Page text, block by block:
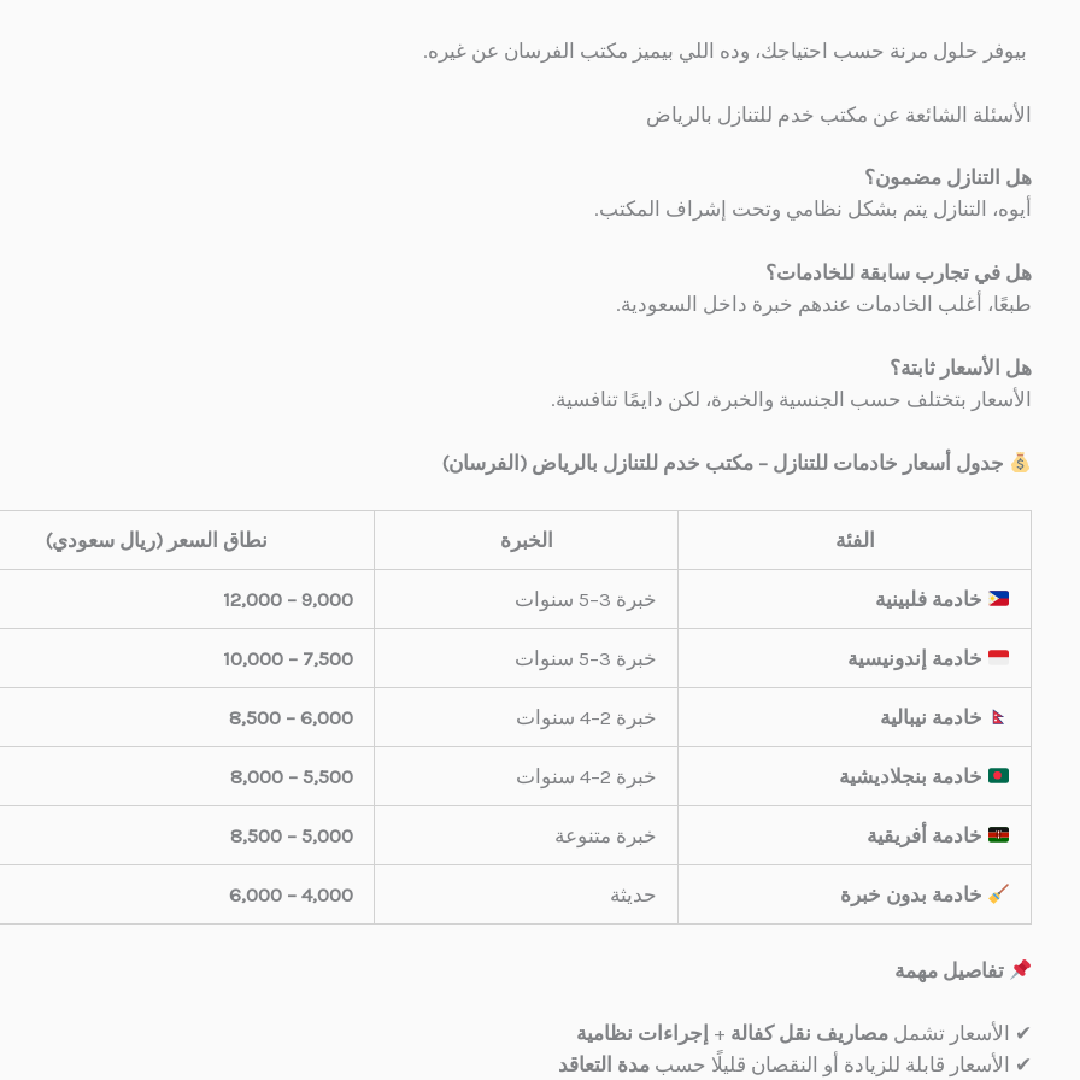
بيوفر حلول مرنة حسب احتياجك، وده اللي بيميز مكتب الفرسان عن غيره.
الأسئلة الشائعة عن مكتب خدم للتنازل بالرياض
هل التنازل مضمون؟
أيوه، التنازل يتم بشكل نظامي وتحت إشراف المكتب.
هل في تجارب سابقة للخادمات؟
طبعًا، أغلب الخادمات عندهم خبرة داخل السعودية.
هل الأسعار ثابتة؟
الأسعار بتختلف حسب الجنسية والخبرة، لكن دايمًا تنافسية.
جدول أسعار خادمات للتنازل – مكتب خدم للتنازل بالرياض (الفرسان)
الفئة الخبرة نطاق السعر (ريال سعودي)
خادمة فلبينية خبرة 3–5 سنوات 9,000 – 12,000
خادمة إندونيسية خبرة 3–5 سنوات 7,500 – 10,000
خادمة نيبالية خبرة 2–4 سنوات 6,000 – 8,500
خادمة بنجلاديشية خبرة 2–4 سنوات 5,500 – 8,000
خادمة أفريقية خبرة متنوعة 5,000 – 8,500
خادمة بدون خبرة حديثة 4,000 – 6,000
تفاصيل مهمة
✔ الأسعار تشمل مصاريف نقل كفالة + إجراءات نظامية
✔ الأسعار قابلة للزيادة أو النقصان قليلًا حسب مدة التعاقد